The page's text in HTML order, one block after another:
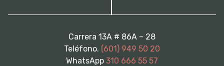
Carrera 13A # 86A – 28
Teléfono. (601) 949 50 20
WhatsApp 310 666 55 57